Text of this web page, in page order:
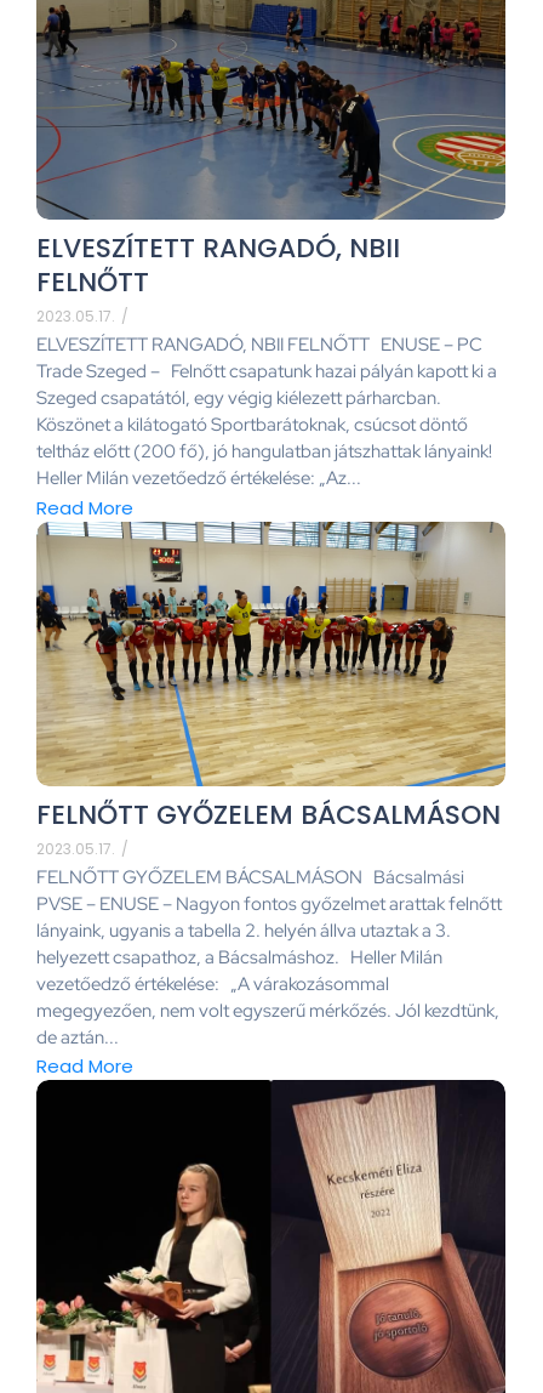
ELVESZÍTETT RANGADÓ, NBII
FELNŐTT
2023.05.17. /
ELVESZÍTETT RANGADÓ, NBII FELNŐTT ENUSE – PC
Trade Szeged – Felnőtt csapatunk hazai pályán kapott ki a
Szeged csapatától, egy végig kiélezett párharcban.
Köszönet a kilátogató Sportbarátoknak, csúcsot döntő
teltház előtt (200 fő), jó hangulatban játszhattak lányaink!
Heller Milán vezetőedző értékelése: „Az...
Read More
FELNŐTT GYŐZELEM BÁCSALMÁSON
2023.05.17. /
FELNŐTT GYŐZELEM BÁCSALMÁSON Bácsalmási
PVSE – ENUSE – Nagyon fontos győzelmet arattak felnőtt
lányaink, ugyanis a tabella 2. helyén állva utaztak a 3.
helyezett csapathoz, a Bácsalmáshoz. Heller Milán
vezetőedző értékelése: „A várakozásommal
megegyezően, nem volt egyszerű mérkőzés. Jól kezdtünk,
de aztán...
Read More